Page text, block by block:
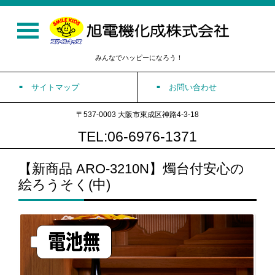
みんなでハッピーになろう！
サイトマップ お問い合わせ
〒537-0003 大阪市東成区神路4-3-18
TEL:06-6976-1371
【新商品 ARO-3210N】燭台付安心の
絵ろうそく(中)